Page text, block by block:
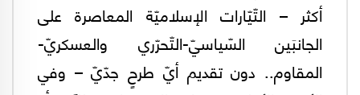
أكثر – التّيّارات الإسلاميّة المعاصرة على
الجانبَين السّياسيّ-التّحرّري والعسكريّ-
المقاوم.. دون تقديم أيّ طرحٍ جدّيّ – وفي